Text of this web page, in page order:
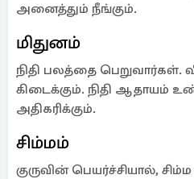
அனைத்தும் நீங்கும்.
மிதுனம்
நிதி பலத்தை பெறுவார்கள்.
கிடைக்கும். நிதி ஆதாயம்
அதிகரிக்கும்.
சிம்மம்
குருவின் பெயர்ச்சியால்,